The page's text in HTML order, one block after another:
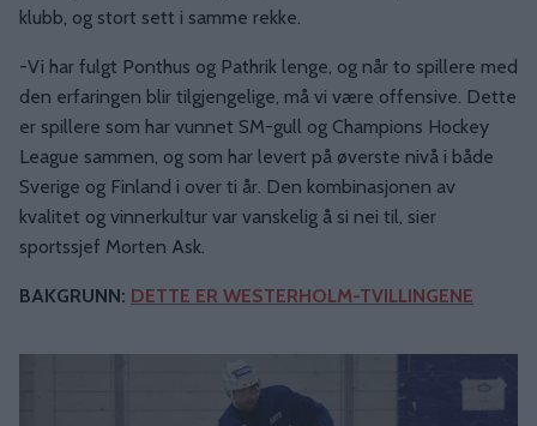
klubb, og stort sett i samme rekke.
-Vi har fulgt Ponthus og Pathrik lenge, og når to spillere med
den erfaringen blir tilgjengelige, må vi være offensive. Dette
er spillere som har vunnet SM-gull og Champions Hockey
League sammen, og som har levert på øverste nivå i både
Sverige og Finland i over ti år. Den kombinasjonen av
kvalitet og vinnerkultur var vanskelig å si nei til, sier
sportssjef Morten Ask.
BAKGRUNN: DETTE ER WESTERHOLM-TVILLINGENE